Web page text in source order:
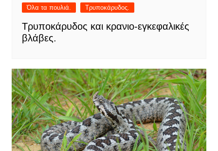
Όλα τα πουλιά.
Τρυποκάρυδος.
Τρυποκάρυδος και κρανιο-εγκεφαλικές
βλάβες.